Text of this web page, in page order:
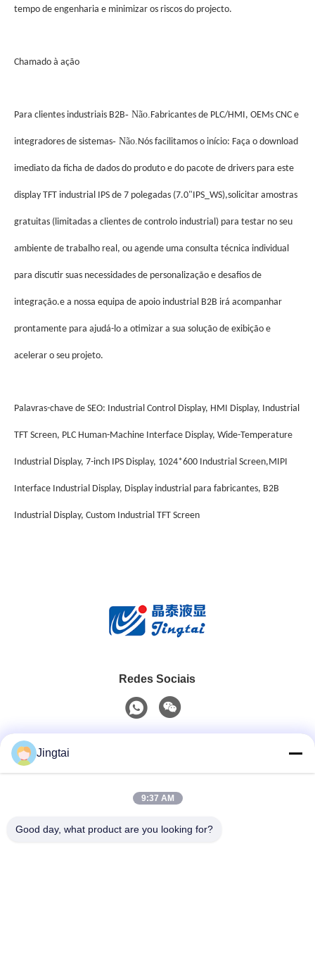
tempo de engenharia e minimizar os riscos do projecto.
Chamado à ação
Para clientes industriais B2B- Não.Fabricantes de PLC/HMI, OEMs CNC e
integradores de sistemas- Não.Nós facilitamos o início: Faça o download
imediato da ficha de dados do produto e do pacote de drivers para este
display TFT industrial IPS de 7 polegadas (7.0"IPS_WS),solicitar amostras
gratuitas (limitadas a clientes de controlo industrial) para testar no seu
ambiente de trabalho real, ou agende uma consulta técnica individual
para discutir suas necessidades de personalização e desafios de
integração.e a nossa equipa de apoio industrial B2B irá acompanhar
prontamente para ajudá-lo a otimizar a sua solução de exibição e
acelerar o seu projeto.
Palavras-chave de SEO: Industrial Control Display, HMI Display, Industrial
TFT Screen, PLC Human-Machine Interface Display, Wide-Temperature
Industrial Display, 7-inch IPS Display, 1024*600 Industrial Screen,MIPI
Interface Industrial Display, Display industrial para fabricantes, B2B
Industrial Display, Custom Industrial TFT Screen
Redes Sociais
0086-755-27491128
Jingtai
9:37 AM
Good day, what product are you looking for?